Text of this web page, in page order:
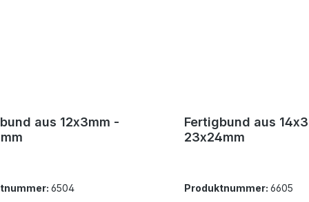
aus 12x3mm -
6504
Fertigbund aus
23x24mm
Produktnummer: 6605